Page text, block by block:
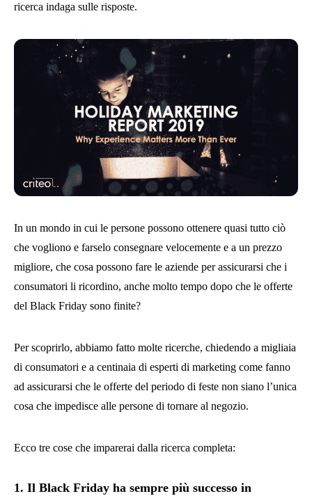
ricerca indaga sulle risposte.
In un mondo in cui le persone possono ottenere quasi tutto ciò
che vogliono e farselo consegnare velocemente e a un prezzo
migliore, che cosa possono fare le aziende per assicurarsi che i
consumatori li ricordino, anche molto tempo dopo che le offerte
del Black Friday sono finite?
Per scoprirlo, abbiamo fatto molte ricerche, chiedendo a migliaia
di consumatori e a centinaia di esperti di marketing come fanno
ad assicurarsi che le offerte del periodo di feste non siano l’unica
cosa che impedisce alle persone di tornare al negozio.
Ecco tre cose che imparerai dalla ricerca completa:
1. Il Black Friday ha sempre più successo in